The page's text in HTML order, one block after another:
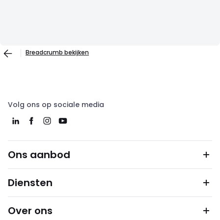
Breadcrumb bekijken
Volg ons op sociale media
Ons aanbod
Diensten
Over ons